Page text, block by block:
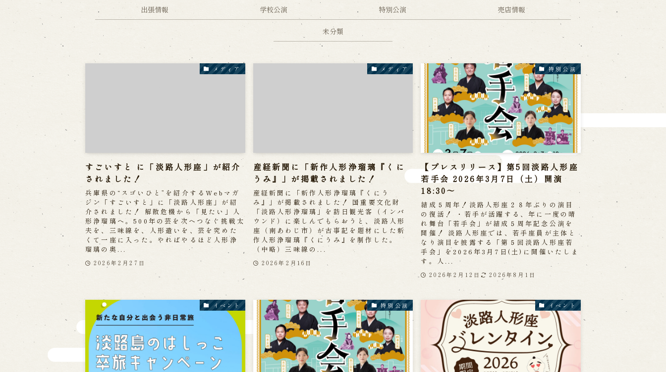
歴史
淡路島と国生み神話
淡路人形の広がり
南あわじ市の伝統芸能
関連施設
道の駅うずしお
うずの丘大鳴門橋記念館
出張情報 学校公演 特別公演 売店情報
未分類
メディア
すごいすと に「淡路人形座」が紹介
されました！
兵庫県の“スゴいひと”を紹介するWebマガ
ジン「すごいすと」に「淡路人形座」が紹
介されました！ 解散危機から「見たい」人
形浄瑠璃へ。500年の芸を次へつなぐ挑戦太
夫を、三味線を、人形遣いを、芸を究めた
くて一座に入った。やればやるほど人形浄
瑠璃の奥...
2026年2月27日
メディア
産経新聞に「新作人形浄瑠璃『くに
うみ』」が掲載されました！
産経新聞に「新作人形浄瑠璃『くにう
み』」が掲載されました！ 国重要文化財
「淡路人形浄瑠璃」を訪日観光客（インバ
ウンド）に楽しんでもらおうと、淡路人形
座（南あわじ市）が古事記を題材にした新
作人形浄瑠璃『くにうみ』を制作した。
（中略）三味線の...
2026年2月16日
特別公演
【プレスリリース】第5回淡路人形座
若手会 2026年3月7日（土）開演
18:30～
結成５周年！淡路人形座２８年ぶりの演目
の復活！ ・若手が活躍する、年に一度の晴
れ舞台「若手会」が結成５周年記念公演を
開催！ 淡路人形座では、若手座員が主体と
なり演目を披露する「第５回淡路人形座若
手会」を2026年3月7日(土)に開催いたしま
す。人...
2026年2月12日 2026年8月1日
イベント 特別公演 イベント